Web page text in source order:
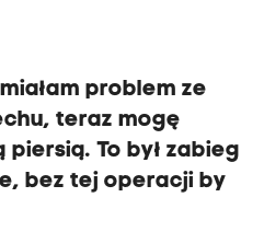
problem ze
teraz mogę
piersią. To był zabieg
bez tej operacji by